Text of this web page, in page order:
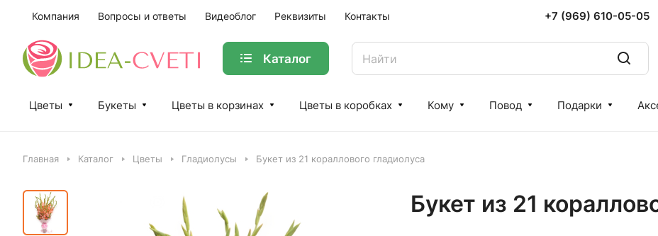
Компания Вопросы и ответы Видеоблог Реквизиты Контакты +7 (969) 610-05-05
Каталог
Цветы Букеты Цветы в корзинах Цветы в коробках Кому Повод Подарки
Главная Каталог Цветы Гладиолусы Букет из 21 кораллового гладиолуса
Букет из 21